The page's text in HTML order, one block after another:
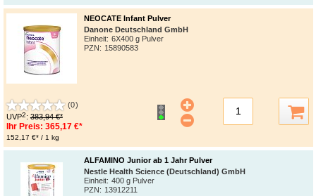
NEOCATE Infant Pulver
Danone Deutschland GmbH
Einheit: 6X400 g Pulver
PZN: 15890583
(0)
UVP2: 383,94 €*
Ihr Preis: 365,17 €*
152,17 €* / 1 kg
ALFAMINO Junior ab 1 Jahr Pulver
Nestle Health Science (Deutschland) GmbH
Einheit: 400 g Pulver
PZN: 13912211